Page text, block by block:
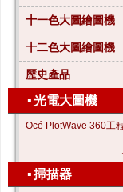
十一色大圖繪圖機
十二色大圖繪圖機
歷史產品
▪光電大圖機
▪掃描器